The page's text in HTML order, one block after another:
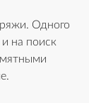
Одного
на поиск